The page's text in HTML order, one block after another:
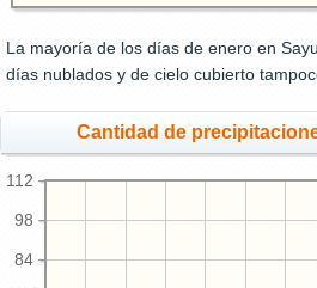
La mayoría de los días de enero en
días nublados y de cielo cubierto
Cantidad de
84
98
112